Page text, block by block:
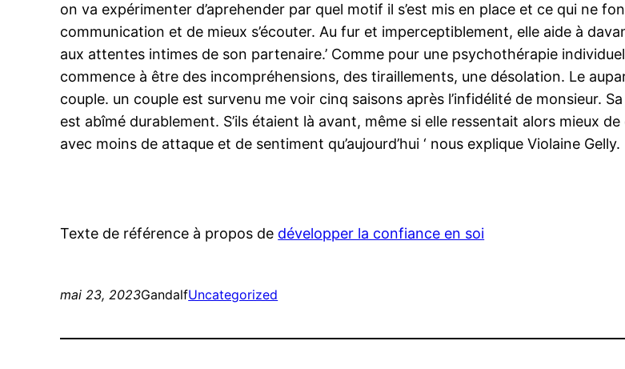
on va expérimenter d’aprehender par quel motif il s’est mis en place et ce qui ne
communication et de mieux s’écouter. Au fur et imperceptiblement, elle aide à
aux attentes intimes de son partenaire.’ Comme pour une psychothérapie
commence à être des incompréhensions, des tiraillements, une désolation. Le
couple. un couple est survenu me voir cinq saisons après l’infidélité de monsieur.
est abîmé durablement. S’ils étaient là avant, même si elle ressentait alors mieux
avec moins de attaque et de sentiment qu’aujourd’hui ‘ nous explique Violaine Gelly.
Texte de référence à propos de développer la confiance en soi
mai 23, 2023GandalfUncategorized